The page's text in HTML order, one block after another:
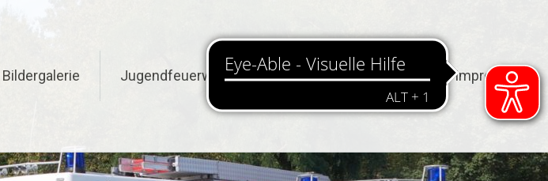
Bildergalerie Jugendfeuerwehr Termine Kontakt Impressum